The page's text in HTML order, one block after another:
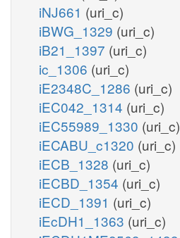
iNJ661 (uri_c)
iBWG_1329 (uri_c)
iB21_1397 (uri_c)
ic_1306 (uri_c)
iE2348C_1286 (uri_c)
iEC042_1314 (uri_c)
iEC55989_1330 (uri_c)
iECABU_c1320 (uri_c)
iECB_1328 (uri_c)
iECBD_1354 (uri_c)
iECD_1391 (uri_c)
iEcDH1_1363 (uri_c)